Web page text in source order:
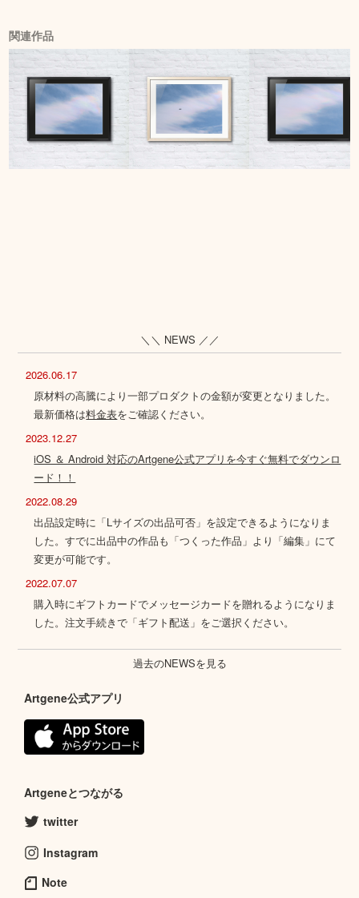
関連作品
＼＼ NEWS ／／
2026.06.17
原材料の高騰により一部プロダクトの金額が変更となりました。
最新価格は料金表をご確認ください。
2023.12.27
iOS ＆ Android 対応のArtgene公式アプリを今すぐ無料でダウンロ
ード！！
2022.08.29
出品設定時に「Lサイズの出品可否」を設定できるようになりま
した。すでに出品中の作品も「つくった作品」より「編集」にて
変更が可能です。
2022.07.07
購入時にギフトカードでメッセージカードを贈れるようになりま
した。注文手続きで「ギフト配送」をご選択ください。
過去のNEWSを見る
Artgene公式アプリ
Artgeneとつながる
twitter
Instagram
Note